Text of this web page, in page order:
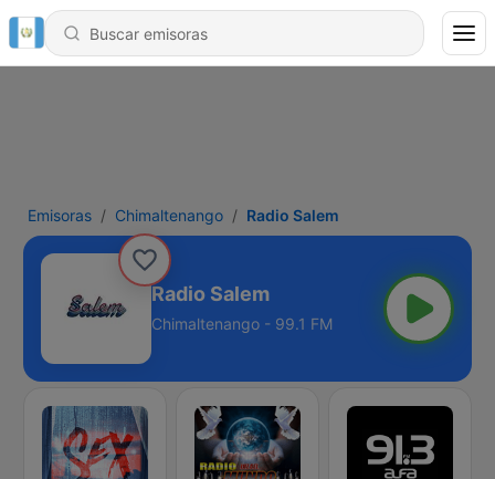
Emisoras Chimaltenango Radio Salem
Radio Salem
Chimaltenango - 99.1 FM